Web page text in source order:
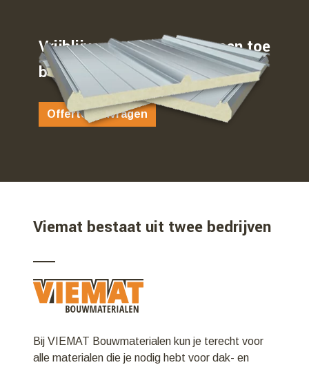
Vrijblijvend weten waar u aan toe
bent…
Offerte aanvragen
Viemat bestaat uit twee bedrijven
Bij VIEMAT Bouwmaterialen kun je terecht voor
alle materialen die je nodig hebt voor dak- en